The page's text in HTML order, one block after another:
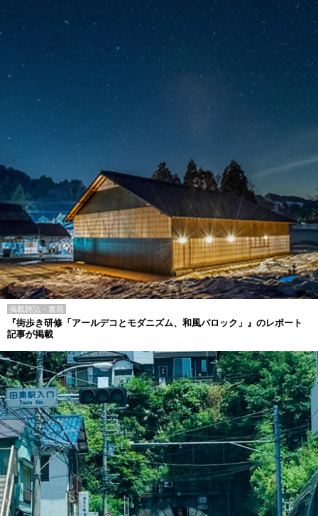
掲載雑誌・書籍
『街歩き研修「アールデコとモダニズム、和風バロック」』のレポート
記事が掲載